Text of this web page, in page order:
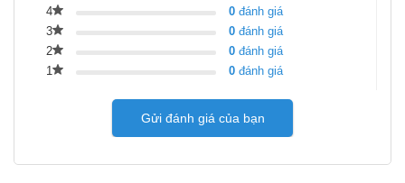
4
0 đánh giá
3
0 đánh giá
2
0 đánh giá
1
0 đánh giá
Gửi đánh giá của bạn